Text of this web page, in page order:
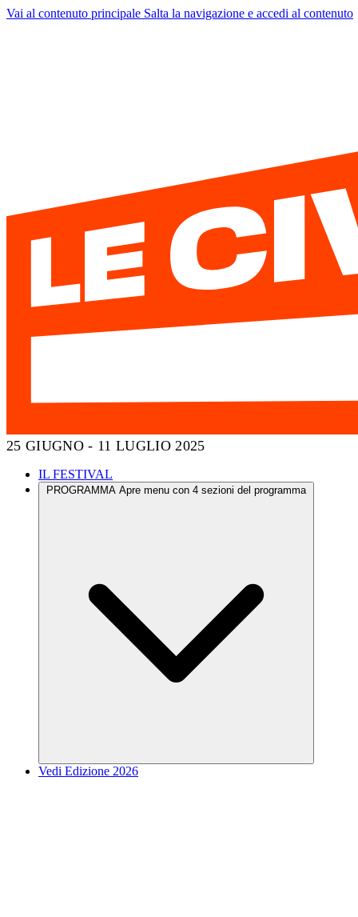
Vai al contenuto principale Salta la navigazione e accedi al contenuto
25 GIUGNO - 11 LUGLIO 2025
IL FESTIVAL
PROGRAMMA Apre menu con 4 sezioni del programma
Vedi Edizione 2026